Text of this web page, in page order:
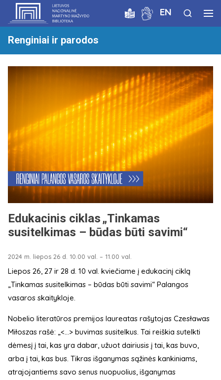
EN
Renginiai ir parodos
Edukacinis ciklas „Tinkamas
susitelkimas – būdas būti savimi“
2024 m. liepos 26 d. 10.00 val. – 11.00 val.
Liepos 26, 27 ir 28 d. 10 val. kviečiame į edukacinį ciklą
„Tinkamas susitelkimas – būdas būti savimi“ Palangos
vasaros skaitykloje.
Nobelio literatūros premijos laureatas rašytojas Czesławas
Miłoszas rašė: „<...> buvimas susitelkus. Tai reiškia sutelkti
dėmesį į tai, kas yra dabar, užuot dairiusis į tai, kas buvo,
arba į tai, kas bus. Tikras išganymas sąžinės kankiniams,
atrajojantiems savo senus nuopuolius, išganymas